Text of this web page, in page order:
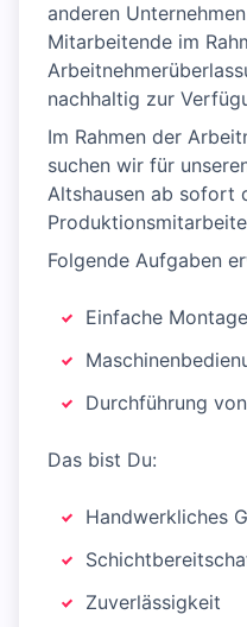
anderen
Mitarbeitende im
nachhaltig zur
Im Rahmen der
suchen wir für
Altshausen ab sofort
Folgende Aufgaben
Einfache
Durchführung
Das bist Du:
Handwerkliches
Zuverlässigkeit